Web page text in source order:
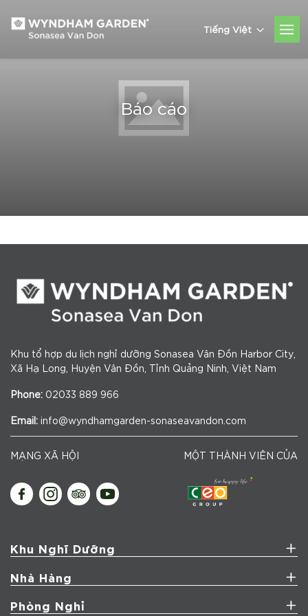
Tiếng Việt
Báo cáo
Khu tổ hợp du lịch nghỉ dưỡng Sonasea Vân Đồn Harbor City,
Xã Hạ Long, Huyện Vân Đồn, Tỉnh Quảng Ninh, Việt Nam
Phone: 02033 889 966
Email: info@wyndhamgarden-sonaseavandon.com
MẠNG XÃ HỘI MỘT THÀNH VIÊN CỦA
Khu Nghĩ Dưỡng
Nhà Hàng
Phòng Nghỉ